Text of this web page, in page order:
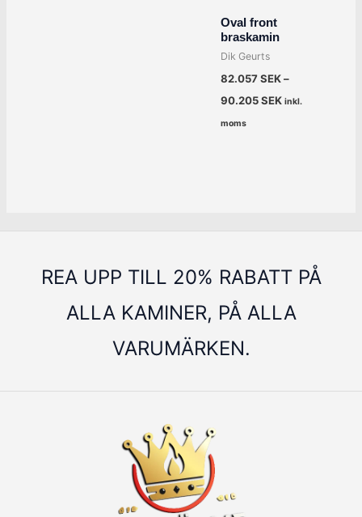
Oval front
braskamin
Dik Geurts
82.057SEK–
90.205SEK inkl.
moms
REA UPP TILL 20% RABATT PÅ
ALLA KAMINER, PÅ ALLA
VARUMÄRKEN.